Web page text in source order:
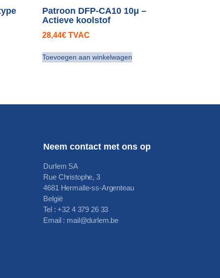
Patroon DFP-CA10 10μ –
Actieve koolstof
28,44€ TVAC
Toevoegen aan winkelwagen
Neem contact met ons op
Durlem SA
Rue Christophe, 3
4681 Hermalle-ss-Argenteau
België
Tel : +32 4 379 26 33
Email : mail@durlem.be